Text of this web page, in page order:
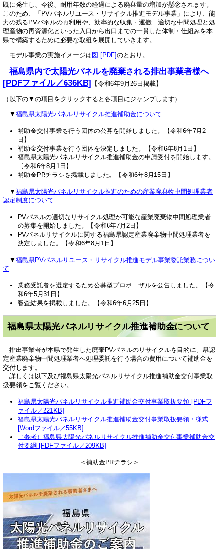
既に発生し、今後、耐用年数の経過による廃棄量の増加が懸念されます。
このため、「PVパネルリユース・リサイクル推進モデル事業」により、能
力の残るPVパネルの再利用や、効率的な収集・運搬、適切な中間処理と処
理産物の再資源化といった入口から出口までの一貫した体制・仕組みを本
県で構築するために必要な取組を展開していきます。
モデル事業の実施イメージは図 [PDF]のとおり。
福島県内で太陽光パネルを廃棄される排出事業者様へ
[PDFファイル／636KB] 【令和6年9月26日掲載】
（以下の▼の項目をクリックすると各項目にジャンプします）
▼ 福島県太陽光パネルリサイクル推進補助金について
補助金交付事業を行う団体の公募を開始しました。【令和6年7月2
日】
補助金交付事業を行う団体を決定しました。【令和6年8月1日】
福島県太陽光パネルリサイクル推進補助金の申請受付を開始します。
【令和6年8月1日】
補助金PRチラシを掲載しました。【令和6年8月15日】
▼ 福島県太陽光パネルリサイクル推進のための産業廃棄物中間処理業者
認定制度について
PVパネルの適切なリサイクル処理が可能な産業廃棄物中間処理業者
の募集を開始しました。【令和6年7月2日】
PVパネルリサイクルに関する福島県認定産業廃棄物中間処理業者を
決定しました。【令和6年8月1日】
▼ 福島県PVパネルリユース・リサイクル推進モデル事業委託業務につい
て
業務受託者を選定するため公募型プロポーザルを公告しました。【令
和6年5月31日】
審査結果を掲載しました。【令和6年6月25日】
福島県太陽光パネルリサイクル推進補助金について
排出事業者が本県で発生した廃棄PVパネルのリサイクルを目的に、 県認
定産業廃棄物中間処理業者へ処理委託を行う場合の費用について補助金を
交付します。
詳しくは以下及び福島県太陽光パネルリサイクル推進補助金交付事業取
扱要領をご覧ください。
福島県太陽光パネルリサイクル推進補助金交付事業取扱要領 [PDFフ
ァイル／221KB]
福島県太陽光パネルリサイクル推進補助金交付事業取扱要領・様式
[Wordファイル／55KB]
（参考）福島県太陽光パネルリサイクル推進補助金交付事業補助金交
付要綱 [PDFファイル／209KB]
＜補助金PRチラシ＞